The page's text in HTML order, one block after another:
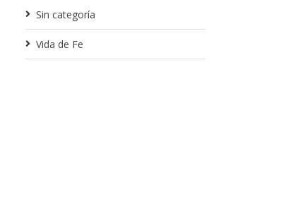
Sin categoría
Vida de Fe